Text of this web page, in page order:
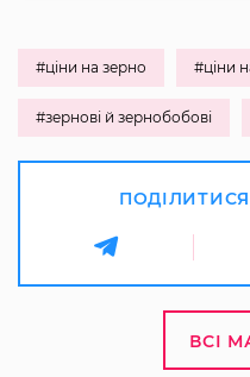
#ціни на зерно #ціни
#зернові й зернобобові
ВСІ